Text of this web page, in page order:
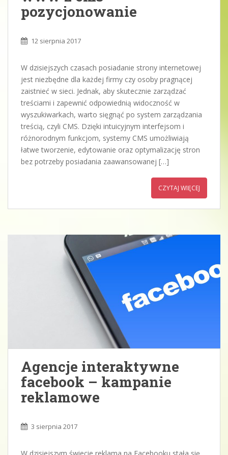
pozycjonowanie
12 sierpnia 2017
W dzisiejszych czasach posiadanie strony internetowej
jest niezbędne dla każdej firmy czy osoby pragnącej
zaistnieć w sieci. Jednak, aby skutecznie zarządzać
treściami i zapewnić odpowiednią widoczność w
wyszukiwarkach, warto sięgnąć po system zarządzania
treścią, czyli CMS. Dzięki intuicyjnym interfejsom i
różnorodnym funkcjom, systemy CMS umożliwiają
łatwe tworzenie, edytowanie oraz optymalizację stron
bez potrzeby posiadania zaawansowanej […]
CZYTAJ WIĘCEJ
Agencje interaktywne
facebook – kampanie
reklamowe
3 sierpnia 2017